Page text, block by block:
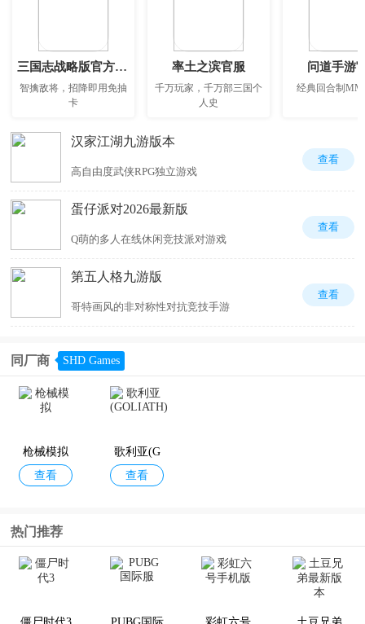
三国志战略版官方正版
智擒敌将，招降即用免抽
卡
率土之滨官服
千万玩家，千万部三国个
人史
问道手游
经典回合制
汉家江湖九游版本
高自由度武侠RPG独立游戏
查看
蛋仔派对2026最新版
Q萌的多人在线休闲竞技派对游戏
查看
第五人格九游版
哥特画风的非对称性对抗竞技手游
查看
同厂商 SHD Games
枪械模拟
查看
歌利亚(G
OLIATH)
查看
热门推荐